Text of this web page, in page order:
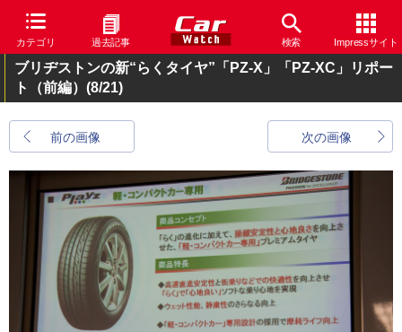
カテゴリ 過去記事 検索 Impressサイト
ブリヂストンの新“らくタイヤ”「PZ-X」「PZ-XC」リポー
ト（前編） (8/21)
前の画像 次の画像